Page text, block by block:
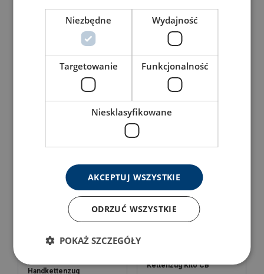
Manueller Kettenzug
Produkt anzeigen
Manueller aluminium
Kettenzug MINI
Produkt anzeigen
KITO CB ATEX
Handkettenzug
Kettenzug Kito CB
Niezbędne Wydajność
Targetowanie Funkcjonalność
Niesklasyfikowane
AKCEPTUJ WSZYSTKIE
ODRZUĆ WSZYSTKIE
POKAŻ SZCZEGÓŁY